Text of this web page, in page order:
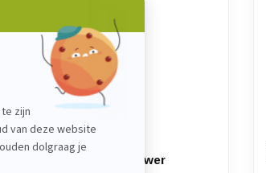
DL CHEMICALS
Parabond 900 Rapid Power